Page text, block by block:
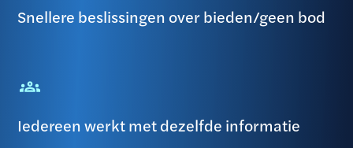
Snellere beslissingen over bieden/geen bod
Iedereen werkt met dezelfde informatie